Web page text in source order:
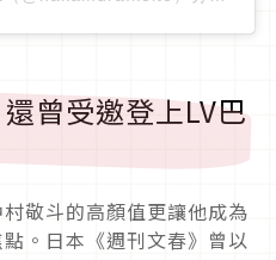
曾受邀登上LV巴
敬斗的高顏值更讓他成為
。日本《週刊文春》曾以